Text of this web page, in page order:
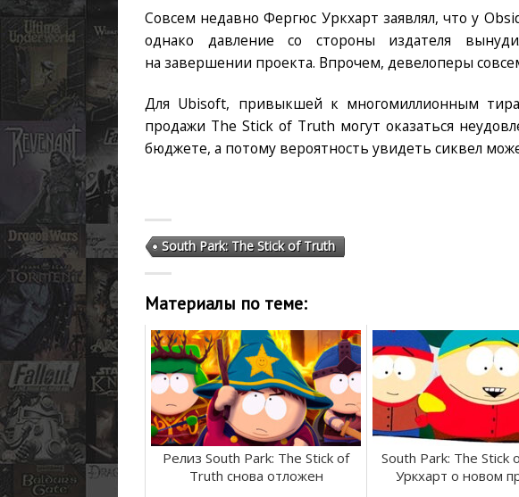
Совсем недавно Фергюс Уркхарт заявлял, что у
однако давление со стороны издателя
на завершении проекта. Впрочем, девелоперы
Для Ubisoft, привыкшей к многомиллионным
продажи The Stick of Truth могут оказаться
бюджете, а потому вероятность увидеть сиквел
South Park: The Stick of Truth
Материалы по теме:
Релиз South Park: The Stick of
Truth снова отложен
South Park: The Stick
Уркхарт о новом